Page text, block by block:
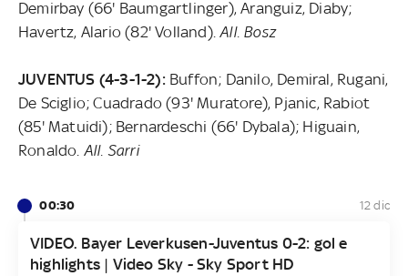
Demirbay (66' Baumgartlinger), Aranguiz, Diaby;
Havertz, Alario (82' Volland).All. Bosz
JUVENTUS (4-3-1-2):Buffon; Danilo, Demiral, Rugani,
De Sciglio; Cuadrado (93' Muratore), Pjanic, Rabiot
(85' Matuidi); Bernardeschi (66' Dybala); Higuain,
Ronaldo. All. Sarri
00:30 12 dic
VIDEO. Bayer Leverkusen-Juventus 0-2: gol e
highlights | Video Sky - Sky Sport HD